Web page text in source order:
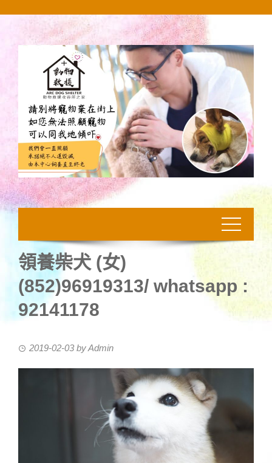
領養柴犬 (女)
(852)96919313/ whatsapp :
92141178
2019-02-03 byAdmin